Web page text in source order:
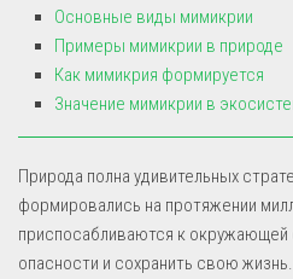
Основные виды мимикрии
Примеры мимикрии в природе
Как мимикрия формируется
Значение мимикрии в
Природа полна удивительных
формировались на протяжении
приспосабливаются к
опасности и сохранить свою